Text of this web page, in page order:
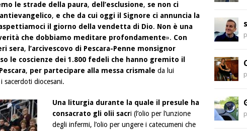
le strade della paura, dell’esclusione, se non ci
, e che da cui oggi il Signore ci annuncia la
il giorno della vendetta di Dio. Non è una
che dobbiamo meditare profondamente». Con
sera, l’arcivescovo di Pescara-Penne monsignor
le coscienze dei 1.800 fedeli che hanno gremito il
, per partecipare alla messa crismale da lui
sacerdoti diocesani.
Una liturgia durante la quale il presule ha
consacrato gli olii sacri (l’olio per l’unzione
degli infermi, l’olio per ungere i catecumeni che